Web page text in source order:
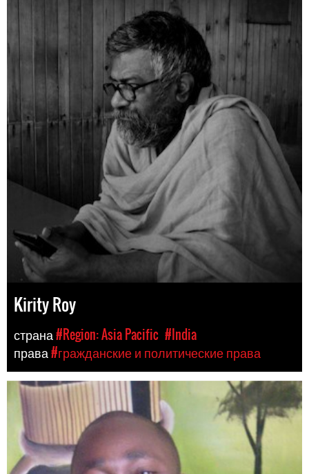
Kirity Roy
страна#Region: Asia Pacific #India
права#гражданские и политические права